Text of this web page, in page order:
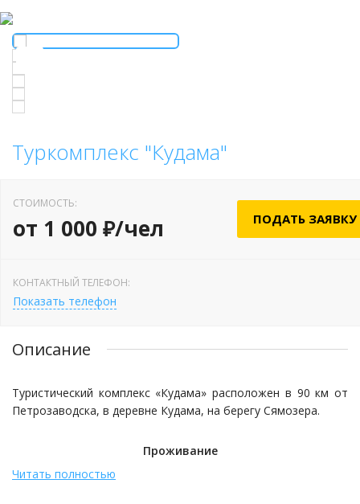
Туркомплекс "Кудама"
СТОИМОСТЬ:
от 1 000 ₽/чел ПОДАТЬ ЗАЯВКУ
КОНТАКТНЫЙ ТЕЛЕФОН:
Показать телефон
Описание
Туристический комплекс «Кудама» расположен в 90 км от
Петрозаводска, в деревне Кудама, на берегу Сямозера.
Проживание
Читать полностью